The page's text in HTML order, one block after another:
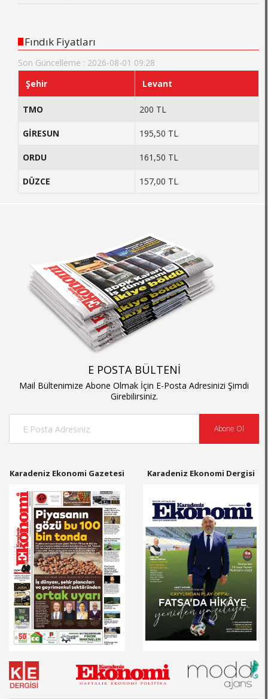
Fındık Fiyatları
Son Güncelleme : 2026-08-01 09:28
Şehir
Levant
TMO 200 TL
GİRESUN 195,50 TL
ORDU 161,50 TL
DÜZCE 157,00 TL
E POSTA BÜLTENİ
Mail Bültenimize Abone Olmak İçin E-Posta Adresinizi Şimdi
Girebilirsiniz.
Abone Ol
Karadeniz Ekonomi Gazetesi Karadeniz Ekonomi Dergisi